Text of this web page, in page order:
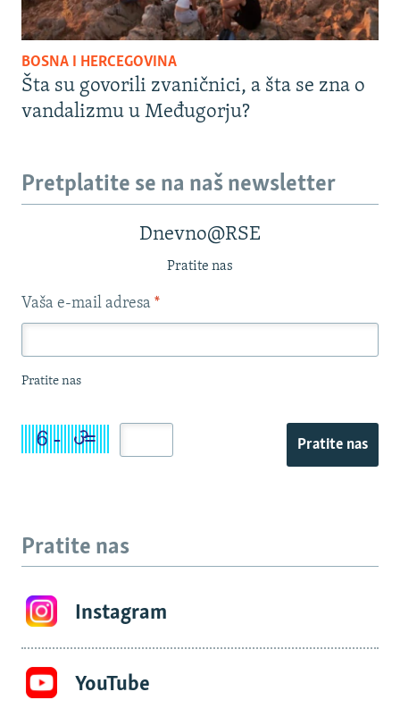
BOSNA I HERCEGOVINA
Šta su govorili zvaničnici, a šta se zna o
vandalizmu u Međugorju?
Pretplatite se na naš newsletter
Dnevno@RSE
Pratite nas
Vaša e-mail adresa *
Pratite nas
Pratite nas
Pratite nas
Instagram
YouTube